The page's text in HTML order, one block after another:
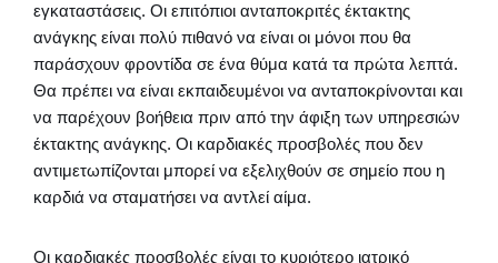
εγκαταστάσεις. Οι επιτόπιοι ανταποκριτές έκτακτης
ανάγκης είναι πολύ πιθανό να είναι οι μόνοι που θα
παράσχουν φροντίδα σε ένα θύμα κατά τα πρώτα λεπτά.
Θα πρέπει να είναι εκπαιδευμένοι να ανταποκρίνονται και
να παρέχουν βοήθεια πριν από την άφιξη των υπηρεσιών
έκτακτης ανάγκης. Οι καρδιακές προσβολές που δεν
αντιμετωπίζονται μπορεί να εξελιχθούν σε σημείο που η
καρδιά να σταματήσει να αντλεί αίμα.
Οι καρδιακές προσβολές είναι το κυριότερο ιατρικό